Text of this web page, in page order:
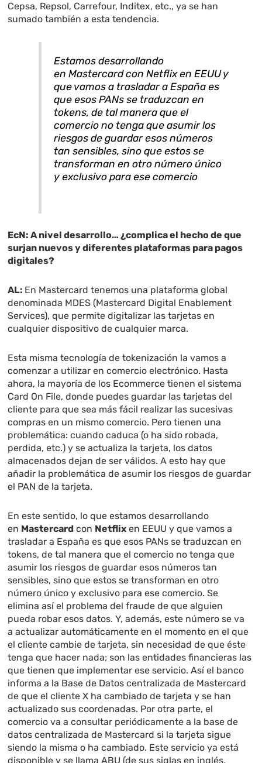
Cepsa, Repsol, Carrefour, Inditex, etc., ya se han
sumado también a esta tendencia.
Estamos desarrollando
en Mastercard con Netflix en EEUU y
que vamos a trasladar a España es
que esos PANs se traduzcan en
tokens, de tal manera que el
comercio no tenga que asumir los
riesgos de guardar esos números
tan sensibles, sino que estos se
transforman en otro número único
y exclusivo para ese comercio
EcN: A nivel desarrollo… ¿complica el hecho de que
surjan nuevos y diferentes plataformas para pagos
digitales?
AL: En Mastercard tenemos una plataforma global
denominada MDES (Mastercard Digital Enablement
Services), que permite digitalizar las tarjetas en
cualquier dispositivo de cualquier marca.
Esta misma tecnología de tokenización la vamos a
comenzar a utilizar en comercio electrónico. Hasta
ahora, la mayoría de los Ecommerce tienen el sistema
Card On File, donde puedes guardar las tarjetas del
cliente para que sea más fácil realizar las sucesivas
compras en un mismo comercio. Pero tienen una
problemática: cuando caduca (o ha sido robada,
perdida, etc.) y se actualiza la tarjeta, los datos
almacenados dejan de ser válidos. A esto hay que
añadir la problemática de asumir los riesgos de guardar
el PAN de la tarjeta.
En este sentido, lo que estamos desarrollando
en Mastercard con Netflix en EEUU y que vamos a
trasladar a España es que esos PANs se traduzcan en
tokens, de tal manera que el comercio no tenga que
asumir los riesgos de guardar esos números tan
sensibles, sino que estos se transforman en otro
número único y exclusivo para ese comercio. Se
elimina así el problema del fraude de que alguien
pueda robar esos datos. Y, además, este número se va
a actualizar automáticamente en el momento en el que
el cliente cambie de tarjeta, sin necesidad de que éste
tenga que hacer nada; son las entidades financieras las
que tienen que implementar ese servicio. Así el banco
informa a la Base de Datos centralizada de Mastercard
de que el cliente X ha cambiado de tarjeta y se han
actualizado sus coordenadas. Por otra parte, el
comercio va a consultar periódicamente a la base de
datos centralizada de Mastercard si la tarjeta sigue
siendo la misma o ha cambiado. Este servicio ya está
disponible y se llama ABU (de sus siglas en inglés,